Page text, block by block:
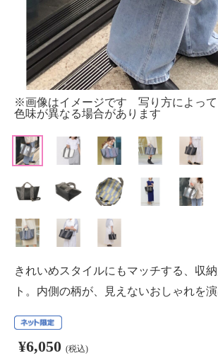
※画像はイメージです 写り方によって
色味が異なる場合があります
きれいめスタイルにもマッチする、収
ト。内側の柄が、見えないおしゃれを演
¥6,050 (税込)